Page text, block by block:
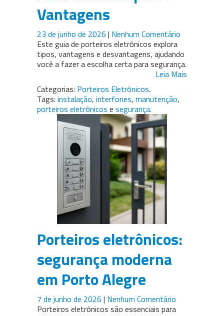
Vantagens
23 de junho de 2026 | Nenhum Comentário
Este guia de porteiros eletrônicos explora
tipos, vantagens e desvantagens, ajudando
você a fazer a escolha certa para segurança.
Leia Mais
Categorias: Porteiros Eletrônicos.
Tags: instalação, interfones, manutenção,
porteiros eletrônicos e segurança.
Porteiros eletrônicos:
segurança moderna
em Porto Alegre
7 de junho de 2026 | Nenhum Comentário
Porteiros eletrônicos são essenciais para